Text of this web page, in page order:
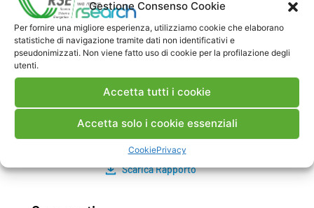
Gestione Consenso Cookie
Per fornire una migliore esperienza, utilizziamo cookie che elaborano
statistiche di navigazione tramite dati non identificativi e
pseudonimizzati. Non viene fatto uso di cookie per la profilazione degli
utenti.
Accetta tutti i cookie
Accetta solo i cookie essenziali
CookiePrivacy
condivisi gli indicatori di performance dopo
l’analisi completa dei questionari distribuiti, il
passo necessario da compiere in futuro è lo
sviluppo di un’analisi costi/benefici capace di
determinare i costi necessari per implementare
le diverse funzionalità di rete e i benefici che tali
funzionalità comportano sulla gestione
dell’intero sistema.
Scarica Rapporto